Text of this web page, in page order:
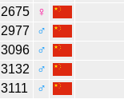
2675
♀
2977
♂
3096
♂
3132
♂
3111
♂